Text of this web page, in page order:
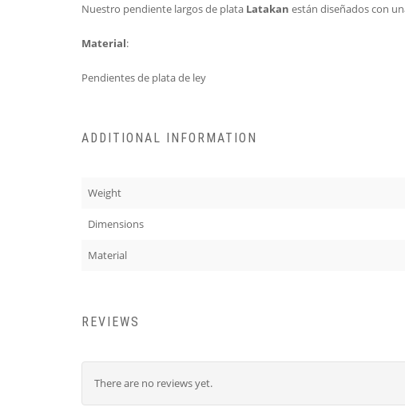
Nuestro pendiente largos de plata Latakan están diseñados con
Material:
Pendientes de plata de ley
ADDITIONAL INFORMATION
Weight
Dimensions
Material
REVIEWS
There are no reviews yet.